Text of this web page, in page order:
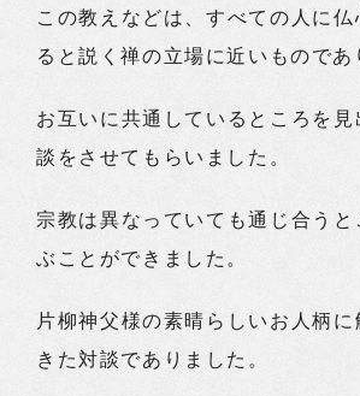
この教えなどは、すべての人に仏
ると説く禅の立場に近いものであ
お互いに共通しているところを見
談をさせてもらいました。
宗教は異なっていても通じ合うと
ぶことができました。
片柳神父様の素晴らしいお人柄
きた対談でありました。